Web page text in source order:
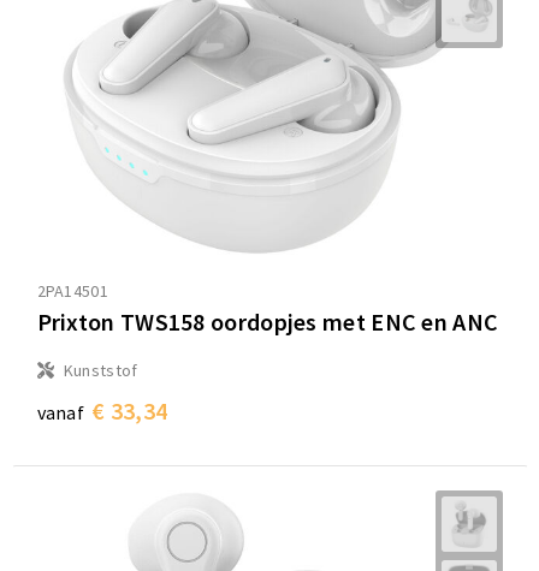
2PA14501
Prixton TWS158 oordopjes met ENC en ANC
Kunststof
vanaf € 33,34